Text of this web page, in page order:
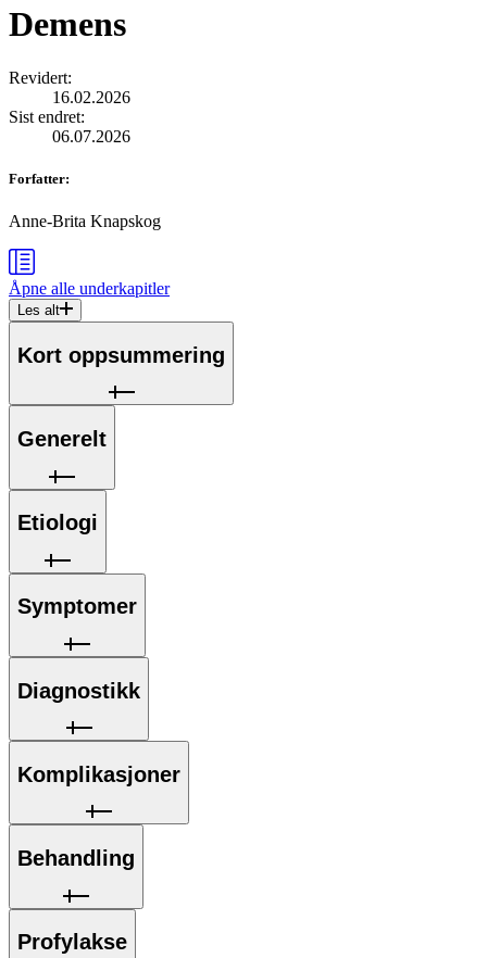
Demens
Revidert:
16.02.2026
Sist endret:
06.07.2026
Forfatter:
Anne-Brita Knapskog
Åpne alle underkapitler
Les alt
Kort oppsummering
Generelt
Etiologi
Symptomer
Diagnostikk
Komplikasjoner
Behandling
Profylakse